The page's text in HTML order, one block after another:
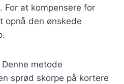
For at kompensere for
opnå den ønskede
metode
sprød skorpe på kortere